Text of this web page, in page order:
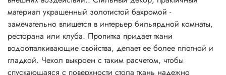
материал украшенный золотистой бахромой -
замечательно впишется в интерьер бильярдной комнаты,
ресторана или клуба. Пропитка придает ткани
водоотталкивающие свойства, делает ее более плотной и
гладкой. Чехол выкроен с таким расчетом, чтобы
спускающаяся с поверхности стола ткань надежно